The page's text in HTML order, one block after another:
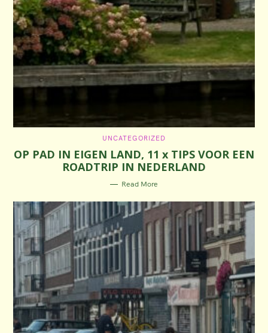
C
T
E
O
R
I
S
UNCATEGORIZED
OP PAD IN EIGEN LAND, 11 x TIPS VOOR EEN
ROADTRIP IN NEDERLAND
Read More